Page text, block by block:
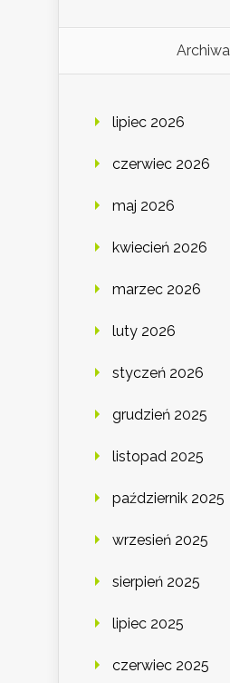
Archiwa
lipiec 2026
czerwiec 2026
maj 2026
kwiecień 2026
marzec 2026
luty 2026
styczeń 2026
grudzień 2025
listopad 2025
październik 2025
wrzesień 2025
sierpień 2025
lipiec 2025
czerwiec 2025